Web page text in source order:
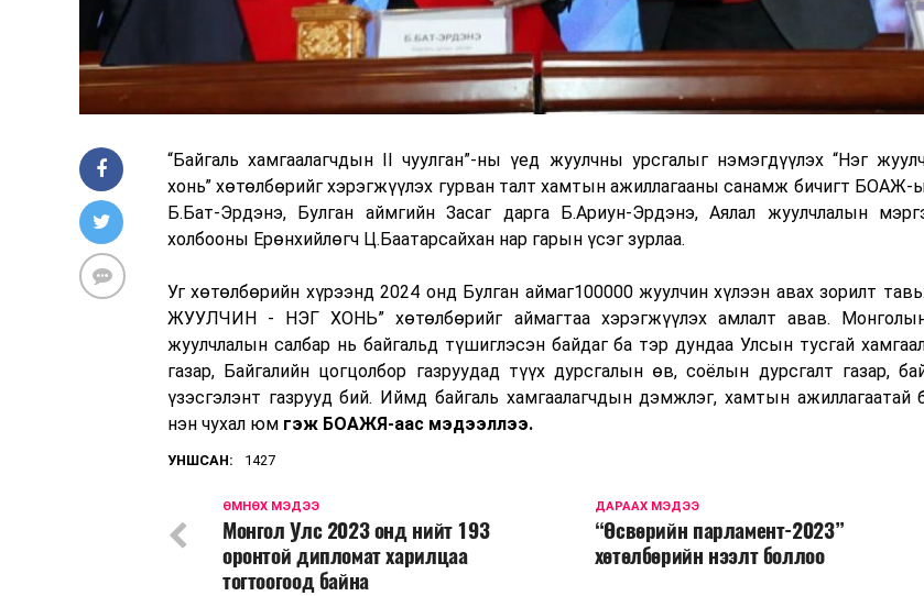
“Байгаль хамгаалагчдын II чуулган”-ны үед жуулчны урсгалыг нэмэгдүүлэх “Нэг
хонь” хөтөлбөрийг хэрэгжүүлэх гурван талт хамтын ажиллагааны санамж бичигт БОАЖ-
Б.Бат-Эрдэнэ, Булган аймгийн Засаг дарга Б.Ариун-Эрдэнэ, Аялал жуулчлалын
холбооны Ерөнхийлөгч Ц.Баатарсайхан нар гарын үсэг зурлаа.
Уг хөтөлбөрийн хүрээнд 2024 онд Булган аймаг100000 жуулчин хүлээн авах зорилт
ЖУУЛЧИН - НЭГ ХОНЬ” хөтөлбөрийг аймагтаа хэрэгжүүлэх амлалт авав.
жуулчлалын салбар нь байгальд түшиглэсэн байдаг ба тэр дундаа Улсын тусгай
газар, Байгалийн цогцолбор газруудад түүх дурсгалын өв, соёлын дурсгалт газар,
үзэсгэлэнт газрууд бий. Иймд байгаль хамгаалагчдын дэмжлэг, хамтын ажиллагаатай
нэн чухал юм гэж БОАЖЯ-аас мэдээллээ.
УНШСАН: 1427
ДАРААХ МЭДЭЭ
“Өсвөрийн парламент-2023”
хөтөлбөрийн нээлт боллоо
ӨМНӨХ МЭДЭЭ
Монгол Улс 2023 онд нийт 193
оронтой дипломат харилцаа
тогтоогоод байна